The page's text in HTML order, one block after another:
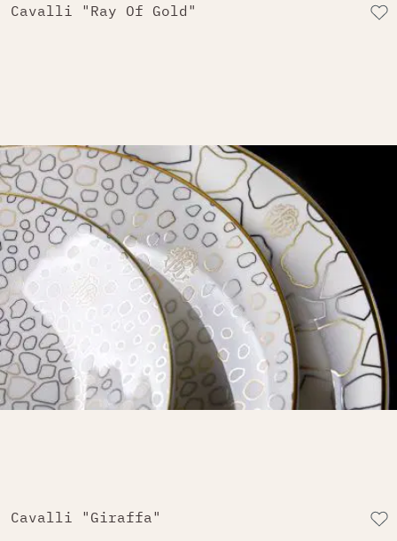
Cavalli "Ray Of Gold"
Cavalli "Giraffa"